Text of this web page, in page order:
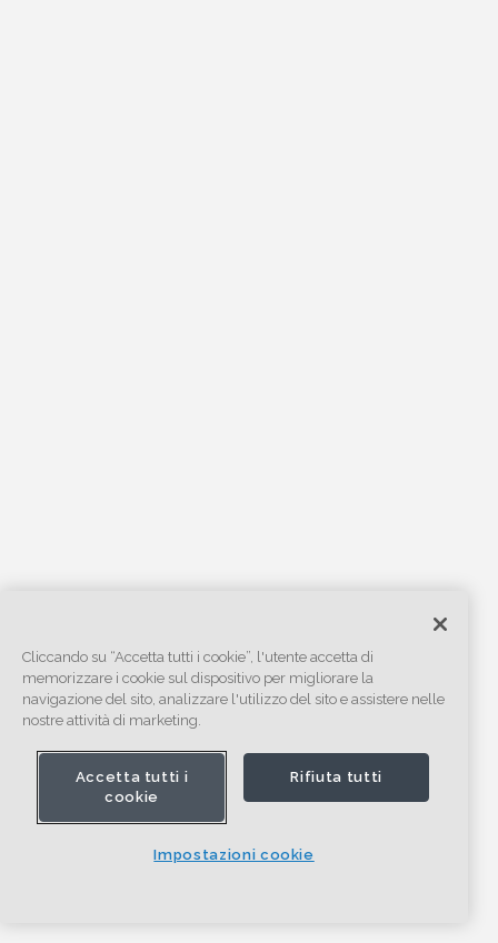
Cliccando su “Accetta tutti i cookie”, l'utente accetta di
memorizzare i cookie sul dispositivo per migliorare la
navigazione del sito, analizzare l'utilizzo del sito e assistere nelle
nostre attività di marketing.
Accetta tutti i
cookie
Rifiuta tutti
Impostazioni cookie